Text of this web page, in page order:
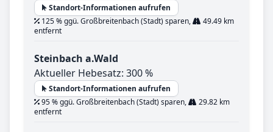
Standort-Informationen aufrufen
125 % ggü. Großbreitenbach (Stadt) sparen,
49.49 km
entfernt
Steinbach a.Wald
Aktueller Hebesatz: 300 %
Standort-Informationen aufrufen
95 % ggü. Großbreitenbach (Stadt) sparen,
29.82 km
entfernt